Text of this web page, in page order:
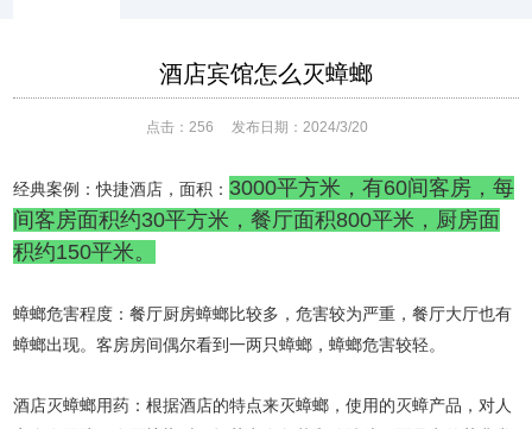
酒店宾馆怎么灭蟑螂
点击： 256 发布日期：2024/3/20
经典案例：快捷酒店，面积： 3000平方米，有60间客房，每
间客房面积约30平方米，餐厅面积800平米，厨房面
积约150平米。
蟑螂危害程度：餐厅厨房蟑螂比较多，危害较为严重，餐厅大厅也有
蟑螂出现。客房房间偶尔看到一两只蟑螂，蟑螂危害较轻。
酒店灭蟑螂用药：根据酒店的特点来灭蟑螂，使用的灭蟑产品，对人